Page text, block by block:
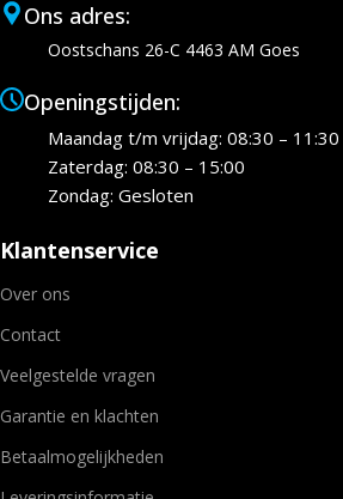
Ons adres:
Oostschans 26-C 4463 AM Goes
Openingstijden:
Maandag t/m vrijdag: 08:30 –
Zaterdag: 08:30 – 15:00
Zondag: Gesloten
Klantenservice
Over ons
Contact
Veelgestelde vragen
Garantie en klachten
Betaalmogelijkheden